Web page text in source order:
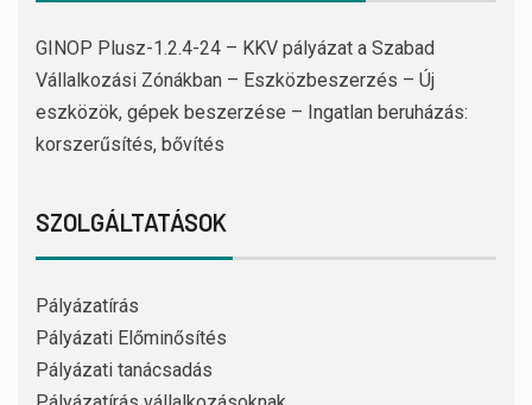
GINOP Plusz-1.2.4-24 – KKV pályázat a Szabad
Vállalkozási Zónákban – Eszközbeszerzés – Új
eszközök, gépek beszerzése – Ingatlan beruházás:
korszerűsítés, bővítés
SZOLGÁLTATÁSOK
Pályázatírás
Pályázati Előminősítés
Pályázati tanácsadás